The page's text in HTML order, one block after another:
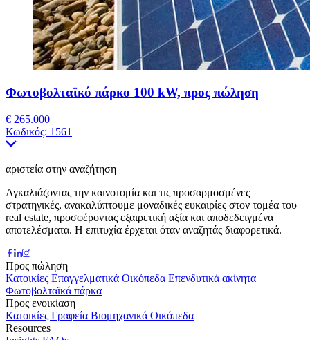
Φωτοβολταϊκό πάρκο 100 kW, προς πώληση
€ 265.000
Κωδικός: 1561
αριστεία στην αναζήτηση
Αγκαλιάζοντας την καινοτομία και τις προσαρμοσμένες
στρατηγικές, ανακαλύπτουμε μοναδικές ευκαιρίες στον τομέα του
real estate, προσφέροντας εξαιρετική αξία και αποδεδειγμένα
αποτελέσματα. Η επιτυχία έρχεται όταν αναζητάς διαφορετικά.
Προς πώληση
Κατοικίες Επαγγελματικά Οικόπεδα Επενδυτικά ακίνητα
Φωτοβολταϊκά πάρκα
Προς ενοικίαση
Κατοικίες Γραφεία Βιομηχανικά Οικόπεδα
Resources